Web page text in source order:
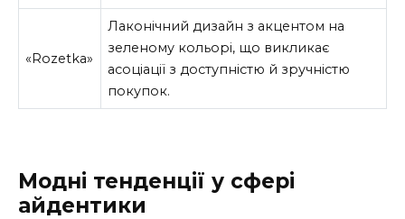
«Rozetka»
Лаконічний дизайн з акцентом на
зеленому кольорі, що викликає
асоціації з доступністю й зручністю
покупок.
Модні тенденції у сфері
айдентики